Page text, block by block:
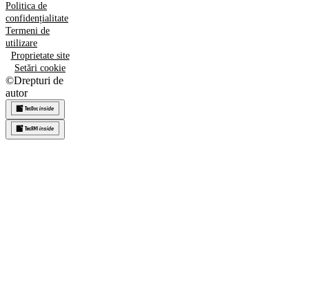
Politica de
confidențialitate
Termeni de
utilizare
Proprietate site
Setări cookie
©Drepturi de
autor